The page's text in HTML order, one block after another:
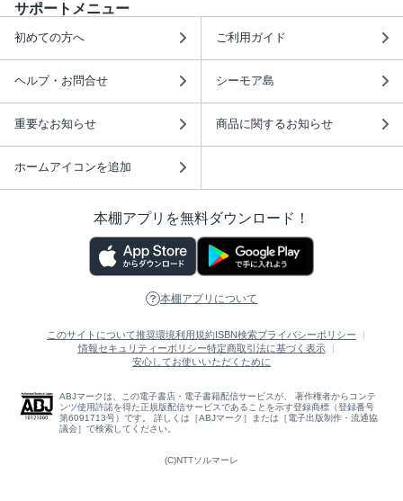
サポートメニュー
初めての方へ ご利用ガイド
ヘルプ・お問合せ シーモア島
重要なお知らせ 商品に関するお知らせ
ホームアイコンを追加
本棚アプリを無料ダウンロード！
本棚アプリについて
このサイトについて推奨環境利用規約 ISBN検索プライバシーポリシー
情報セキュリティーポリシー特定商取引法に基づく表示
安心してお使いいただくために
ABJマークは、この電子書店・電子書籍配信サービスが、 著作権者からコンテ
ンツ使用許諾を得た正規版配信サービスであることを示す登録商標（登録番号
第6091713号）です。 詳しくは［ABJマーク］または［電子出版制作・流通協
議会］で検索してください。
(C)NTTソルマーレ